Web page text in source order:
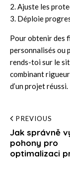
2. Ajuste les
3. Déploie
Pour obtenir des
personnalisés ou
rends-toi sur le
combinant
d’un projet réussi.
Post
PREVIOUS
Jak správně
pohony pro
optimalizaci